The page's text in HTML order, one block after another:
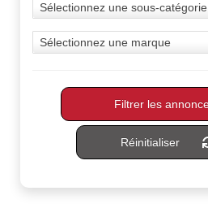
Sélectionnez une sous-catégorie
Sélectionnez une marque
Réinitialiser